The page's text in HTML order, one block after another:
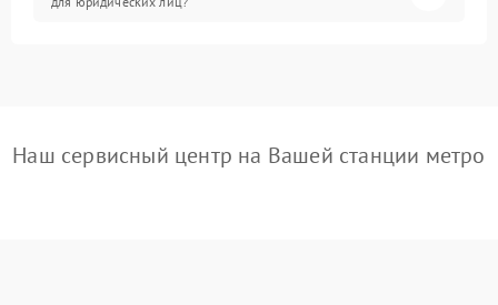
Наш сервисный центр на Вашей станции метро